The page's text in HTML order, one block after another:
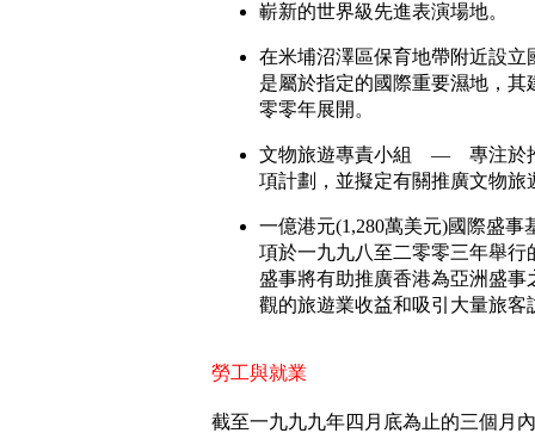
嶄新的世界級先進表演場地。
在米埔沼澤區保育地帶附近設立
是屬於指定的國際重要濕地，其
零零年展開。
文物旅遊專責小組 — 專注於
項計劃，並擬定有關推廣文物旅
一億港元(1,280萬美元)國際
項於一九九八至二零零三年舉行
盛事將有助推廣香港為亞洲盛事
觀的旅遊業收益和吸引大量旅客
勞工與就業
截至一九九九年四月底為止的三個月